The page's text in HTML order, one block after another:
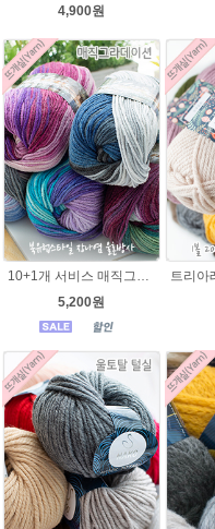
4,900원
10+1개 서비스 매직그라데이션 나염뜨개실 가벼운 뜨개실 목도리 뜨개질 털실
5,200원